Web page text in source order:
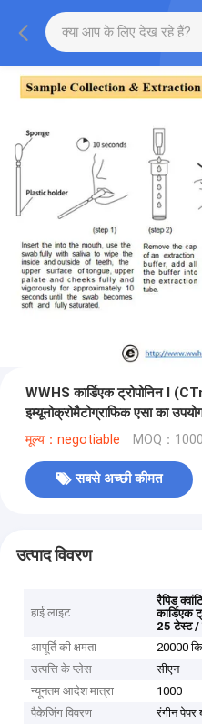
WWHS कार्डिएक ट्रोपोनिन I
इम्यूनोक्रोमैटोग्राफिक एसा का
मूल्य：negotiable MOQ：1000
सबसे अच्छी कीमत
उत्पाद विवरण
हाई लाइट
रैपिड
कार्डिएक
25 टेस्ट /
आपूर्ति की क्षमता
20000
उत्पत्ति के प्लेस
सीएन
न्यूनतम आदेश मात्रा
1000
पैकेजिंग विवरण
रंगीन पेपर